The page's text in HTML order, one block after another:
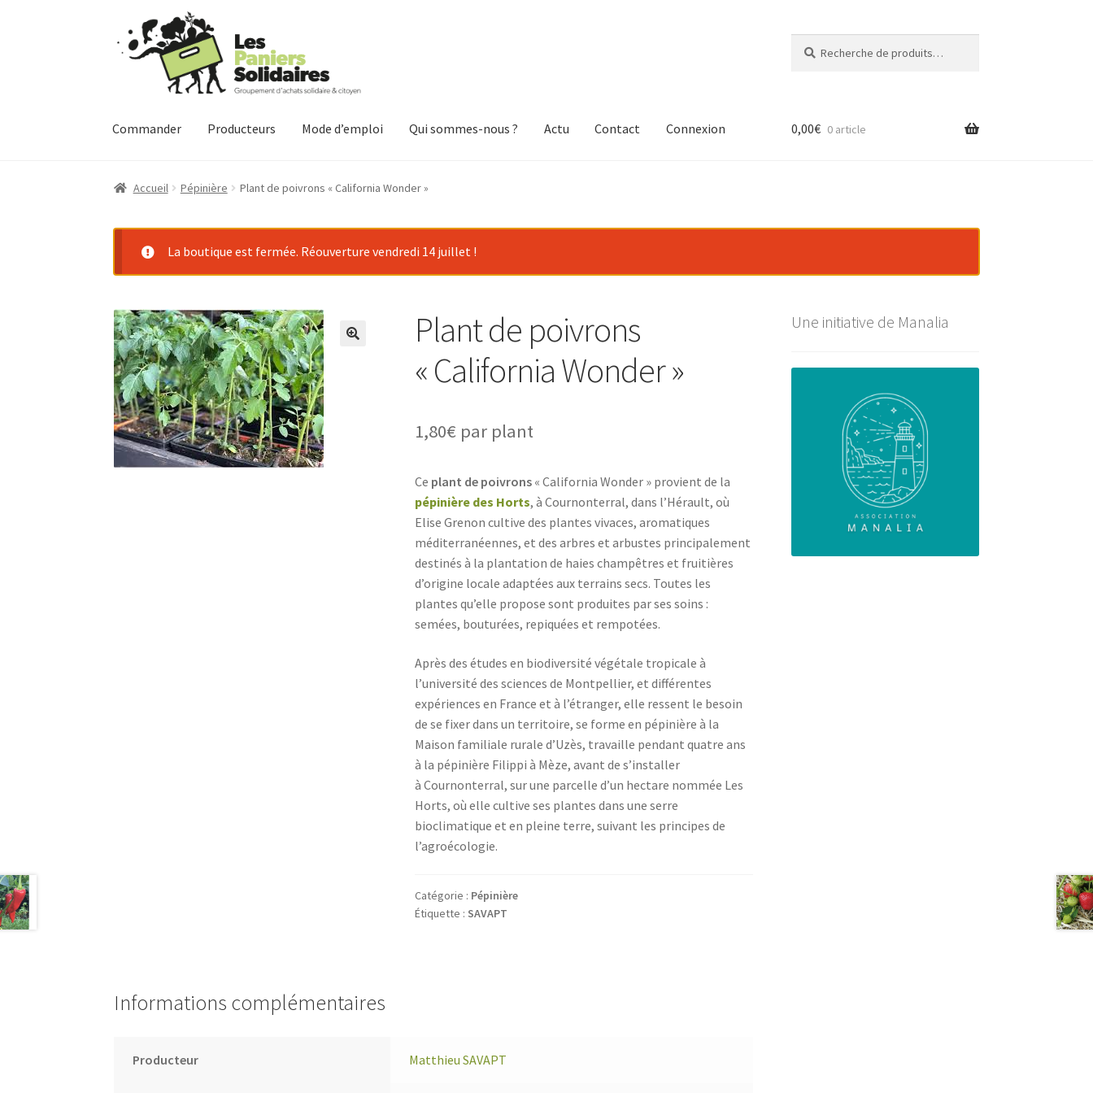
Aller
Aller
pour :
Commander Producteurs Mode d’emploi Qui sommes-nous ? Actu Contact Connexion 0,00€ 0 article
Accueil Pépinière Plant de poivrons « California Wonder »
La boutique est fermée. Réouverture vendredi 14 juillet !
Plant de poivrons
« California Wonder »
1,80€ par plant
Ce plant de poivrons « California Wonder » provient de la
pépinière des Horts, à Cournonterral, dans l’Hérault, où
Elise Grenon cultive des plantes vivaces, aromatiques
méditerranéennes, et des arbres et arbustes principalement
destinés à la plantation de haies champêtres et fruitières
d’origine locale adaptées aux terrains secs. Toutes les
plantes qu’elle propose sont produites par ses soins :
semées, bouturées, repiquées et rempotées.
Après des études en biodiversité végétale tropicale à
l’université des sciences de Montpellier, et différentes
expériences en France et à l’étranger, elle ressent le besoin
de se fixer dans un territoire, se forme en pépinière à la
Maison familiale rurale d’Uzès, travaille pendant quatre ans
à la pépinière Filippi à Mèze, avant de s’installer
à Cournonterral, sur une parcelle d’un hectare nommée Les
Horts, où elle cultive ses plantes dans une serre
bioclimatique et en pleine terre, suivant les principes de
l’agroécologie.
Catégorie : Pépinière
Étiquette : SAVAPT
Informations complémentaires
Producteur Matthieu SAVAPT
Une initiative de Manalia